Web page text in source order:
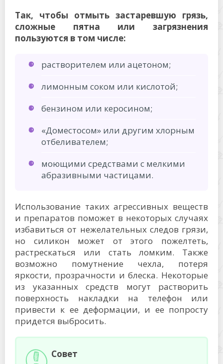
Так, чтобы отмыть застаревшую грязь,
сложные пятна или загрязнения
пользуются в том числе:
растворителем или ацетоном;
лимонным соком или кислотой;
бензином или керосином;
«Доместосом» или другим хлорным
отбеливателем;
моющими средствами с мелкими
абразивными частицами.
Использование таких агрессивных веществ
и препаратов поможет в некоторых случаях
избавиться от нежелательных следов грязи,
но силикон может от этого пожелтеть,
растрескаться или стать ломким. Также
возможно помутнение чехла, потеря
яркости, прозрачности и блеска. Некоторые
из указанных средств могут растворить
поверхность накладки на телефон или
привести к ее деформации, и ее попросту
придется выбросить.
Совет